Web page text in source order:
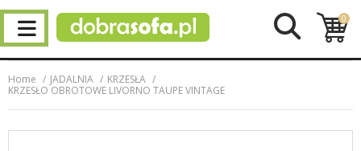
0
Home JADALNIA
KRZESŁA
KRZESŁO OBROTOWE LIVORNO TAUPE VINTAGE